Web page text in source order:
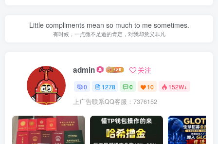
Little compliments mean so much to me sometimes.
有时候，一点微不足道的肯定，对我却意义非凡
admin 关注
0 1278 0 10 152W+
上广告联系QQ客服：7376152